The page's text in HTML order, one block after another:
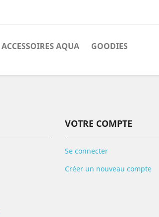
ACCESSOIRES AQUA GOODIES
VOTRE COMPTE
Se connecter
Créer un nouveau compte